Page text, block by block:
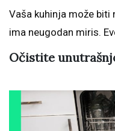
Vaša kuhinja može biti
ima neugodan miris.
Očistite